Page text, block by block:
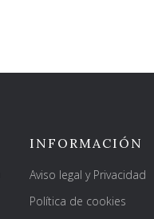
INFORMACIÓN
Aviso legal y Privacidad
Política de cookies